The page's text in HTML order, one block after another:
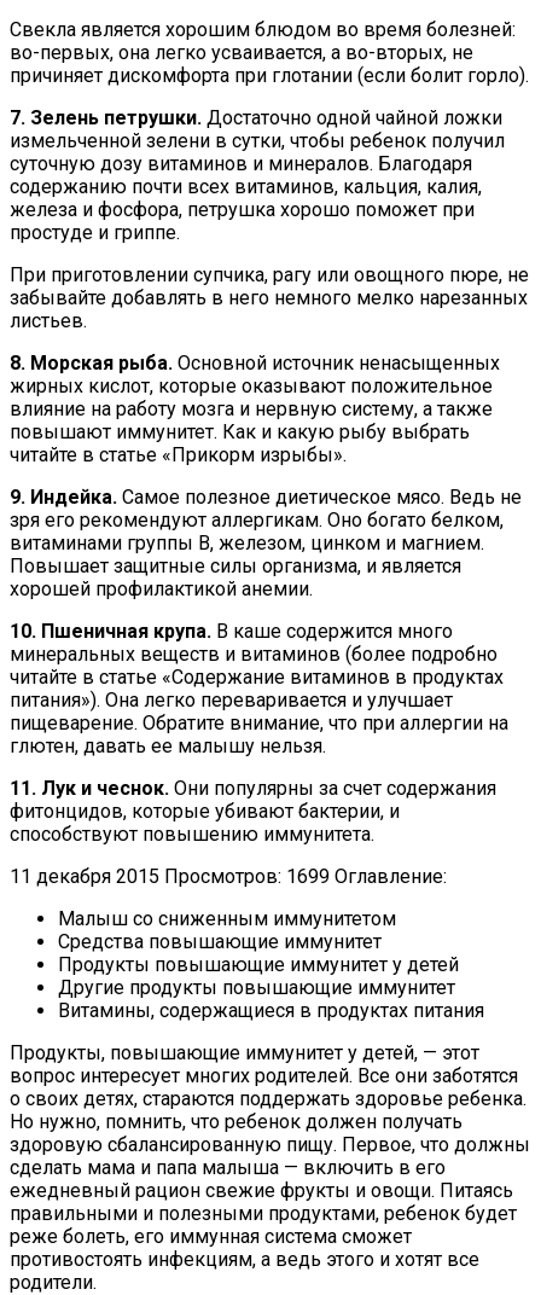
Свекла является хорошим блюдом во время болезней:
во-первых, она легко усваивается, а во-вторых, не
причиняет дискомфорта при глотании (если болит горло).
7. Зелень петрушки. Достаточно одной чайной ложки
измельченной зелени в сутки, чтобы ребенок получил
суточную дозу витаминов и минералов. Благодаря
содержанию почти всех витаминов, кальция, калия,
железа и фосфора, петрушка хорошо поможет при
простуде и гриппе.
При приготовлении супчика, рагу или овощного пюре, не
забывайте добавлять в него немного мелко нарезанных
листьев.
8. Морская рыба. Основной источник ненасыщенных
жирных кислот, которые оказывают положительное
влияние на работу мозга и нервную систему, а также
повышают иммунитет. Как и какую рыбу выбрать
читайте в статье «Прикорм изрыбы».
9. Индейка. Самое полезное диетическое мясо. Ведь не
зря его рекомендуют аллергикам. Оно богато белком,
витаминами группы В, железом, цинком и магнием.
Повышает защитные силы организма, и является
хорошей профилактикой анемии.
10. Пшеничная крупа. В каше содержится много
минеральных веществ и витаминов (более подробно
читайте в статье «Содержание витаминов в продуктах
питания»). Она легко переваривается и улучшает
пищеварение. Обратите внимание, что при аллергии на
глютен, давать ее малышу нельзя.
11. Лук и чеснок. Они популярны за счет содержания
фитонцидов, которые убивают бактерии, и
способствуют повышению иммунитета.
11 декабря 2015 Просмотров: 1699 Оглавление:
Малыш со сниженным иммунитетом
Средства повышающие иммунитет
Продукты повышающие иммунитет у детей
Другие продукты повышающие иммунитет
Витамины, содержащиеся в продуктах питания
Продукты, повышающие иммунитет у детей, — этот
вопрос интересует многих родителей. Все они заботятся
о своих детях, стараются поддержать здоровье ребенка.
Но нужно, помнить, что ребенок должен получать
здоровую сбалансированную пищу. Первое, что должны
сделать мама и папа малыша — включить в его
ежедневный рацион свежие фрукты и овощи. Питаясь
правильными и полезными продуктами, ребенок будет
реже болеть, его иммунная система сможет
противостоять инфекциям, а ведь этого и хотят все
родители.